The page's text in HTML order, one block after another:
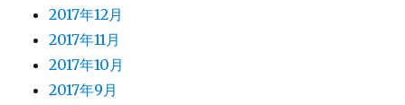
2017年12月
2017年11月
2017年10月
2017年9月